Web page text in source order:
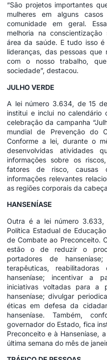
“São projetos importantes
mulheres em alguns
comunidade em geral.
melhoria na
área da saúde. E tudo isso
lideranças, das pessoas
com o nosso trabalho,
sociedade”, destacou.
JULHO VERDE
A lei número 3.634, de 15
institui e inclui no calendário
celebração da campanha
mundial de Prevenção do
Conforme a lei, durante o
desenvolvidas atividades
informações sobre os
fatores de risco, causas
informações relevantes
as regiões corporais da
HANSENÍASE
Outra é a lei número
Política Estadual de
de Combate ao Preconceito.
estão o de reduzir o
portadores de
terapêuticas,
hanseníase; incentivar a
iniciativas voltadas para a
hanseníase; divulgar
éticas em defesa da
hanseníase. Também,
governador do Estado, fica
Preconceito e à Hanseníase,
última semana do mês de